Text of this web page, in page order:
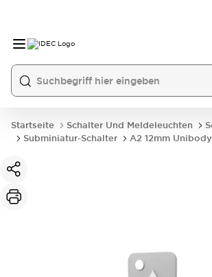
Startseite Schalter Und Meldeleuchten
Subminiatur-Schalter
A2 12mm Unibody